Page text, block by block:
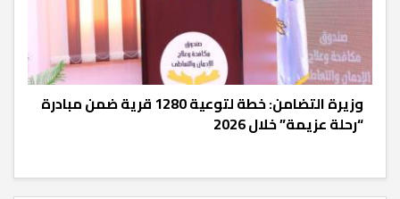
وزيرة التضامن: خطة لتوعية 1280 قرية ضمن مبادرة
“رحلة عزيمة” خلال 2026